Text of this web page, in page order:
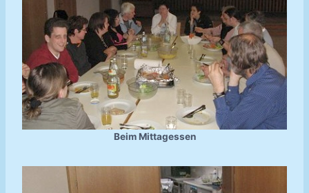
Beim Mittagessen